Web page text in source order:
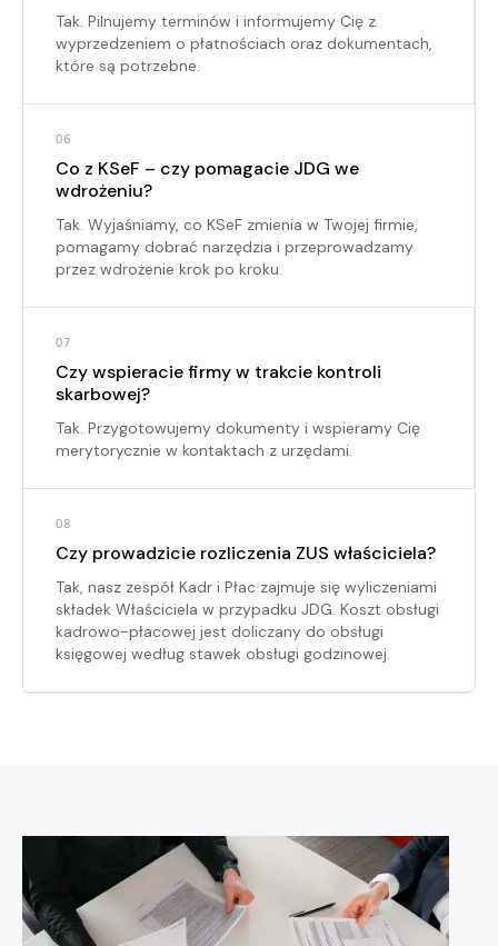
Tak. Pilnujemy terminów i informujemy Cię z
wyprzedzeniem o płatnościach oraz dokumentach,
które są potrzebne.
06
Co z KSeF – czy pomagacie JDG we
wdrożeniu?
Tak. Wyjaśniamy, co KSeF zmienia w Twojej firmie,
pomagamy dobrać narzędzia i przeprowadzamy
przez wdrożenie krok po kroku.
07
Czy wspieracie firmy w trakcie kontroli
skarbowej?
Tak. Przygotowujemy dokumenty i wspieramy Cię
merytorycznie w kontaktach z urzędami.
08
Czy prowadzicie rozliczenia ZUS właściciela?
Tak, nasz zespół Kadr i Płac zajmuje się wyliczeniami
składek Właściciela w przypadku JDG. Koszt obsługi
kadrowo-płacowej jest doliczany do obsługi
księgowej według stawek obsługi godzinowej.